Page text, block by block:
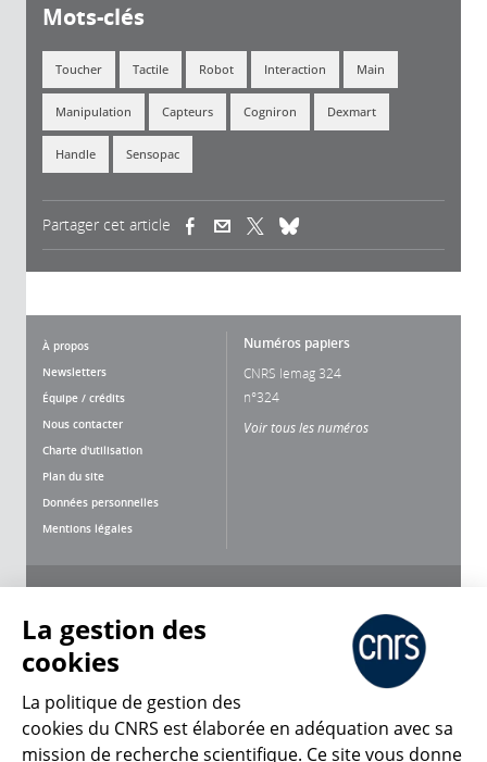
Mots-clés
Toucher Tactile Robot Interaction Main
Manipulation Capteurs Cogniron Dexmart
Handle Sensopac
Partager cet article (link is external)(link is external)
À propos
Newsletters
Équipe / crédits
Nous contacter
Charte d'utilisation
Plan du site
Données personnelles
Mentions légales
Numéros papiers
CNRS lemag 324
n°324
Voir tous les numéros
CNRS Le Mag
La gestion des
cookies
La politique de gestion des
cookies du CNRS est élaborée en adéquation avec sa
mission de recherche scientifique. Ce site vous donne